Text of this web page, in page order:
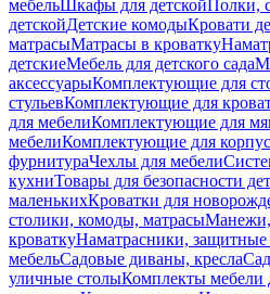
мебельШкафы для детскойПолки,
детскойДетские комодыКровати
матрасыМатрасы в кроватку
детскиеМебель для детского сада
аксессуарыКомплектующие для
стульевКомплектующие для
для мебелиКомплектующие для
мебелиКомплектующие для
фурнитураЧехлы для мебели
кухниТовары для безопасности
маленькихКроватки для
столики, комоды, матрасыМанежи,
кроваткуНаматрасники, защитные
мебельСадовые диваны, кресла
уличные столыКомплекты мебели